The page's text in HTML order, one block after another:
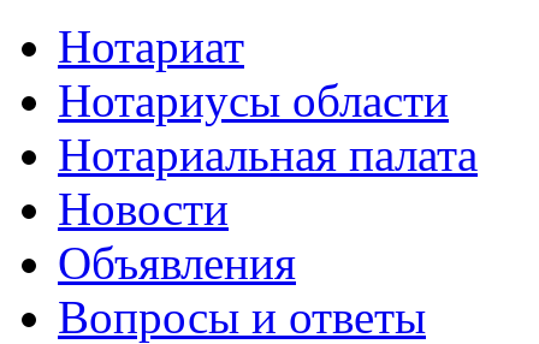
Нотариат
Нотариусы области
Нотариальная палата
Новости
Объявления
Вопросы и ответы